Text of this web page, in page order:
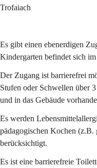
Trofaiach
Es gibt einen ebenerdigen
Kindergarten befindet sich
Der Zugang ist barrierefrei
Stufen oder Schwellen über
und in das Gebäude
Es werden
pädagogischen Kochen
berücksichtigt.
Es ist eine barrierefreie